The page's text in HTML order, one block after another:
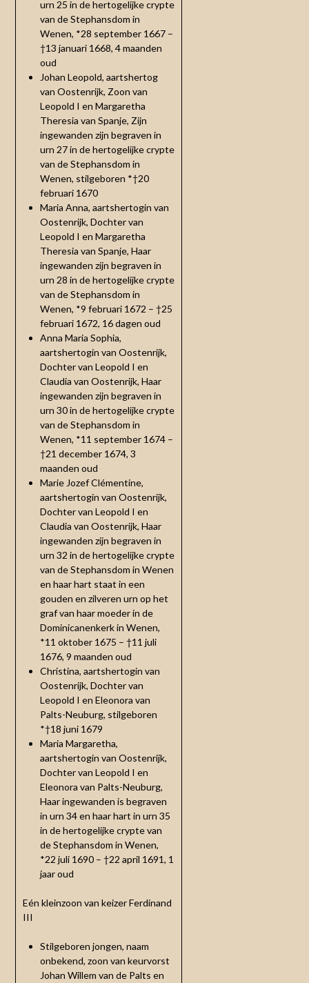
urn 25 in de hertogelijke crypte
van de Stephansdom in
Wenen, *28 september 1667 –
†13 januari 1668, 4 maanden
oud
Johan Leopold, aartshertog
van Oostenrijk, Zoon van
Leopold I en Margaretha
Theresia van Spanje, Zijn
ingewanden zijn begraven in
urn 27 in de hertogelijke crypte
van de Stephansdom in
Wenen, stilgeboren *†20
februari 1670
Maria Anna, aartshertogin van
Oostenrijk, Dochter van
Leopold I en Margaretha
Theresia van Spanje, Haar
ingewanden zijn begraven in
urn 28 in de hertogelijke crypte
van de Stephansdom in
Wenen, *9 februari 1672 – †25
februari 1672, 16 dagen oud
Anna Maria Sophia,
aartshertogin van Oostenrijk,
Dochter van Leopold I en
Claudia van Oostenrijk, Haar
ingewanden zijn begraven in
urn 30 in de hertogelijke crypte
van de Stephansdom in
Wenen, *11 september 1674 –
†21 december 1674, 3
maanden oud
Marie Jozef Clémentine,
aartshertogin van Oostenrijk,
Dochter van Leopold I en
Claudia van Oostenrijk, Haar
ingewanden zijn begraven in
urn 32 in de hertogelijke crypte
van de Stephansdom in Wenen
en haar hart staat in een
gouden en zilveren urn op het
graf van haar moeder in de
Dominicanenkerk in Wenen,
*11 oktober 1675 – †11 juli
1676, 9 maanden oud
Christina, aartshertogin van
Oostenrijk, Dochter van
Leopold I en Eleonora van
Palts-Neuburg, stilgeboren
*†18 juni 1679
Maria Margaretha,
aartshertogin van Oostenrijk,
Dochter van Leopold I en
Eleonora van Palts-Neuburg,
Haar ingewanden is begraven
in urn 34 en haar hart in urn 35
in de hertogelijke crypte van
de Stephansdom in Wenen,
*22 juli 1690 – †22 april 1691, 1
jaar oud
Eén kleinzoon van keizer Ferdinand
III
Stilgeboren jongen, naam
onbekend, zoon van keurvorst
Johan Willem van de Palts en